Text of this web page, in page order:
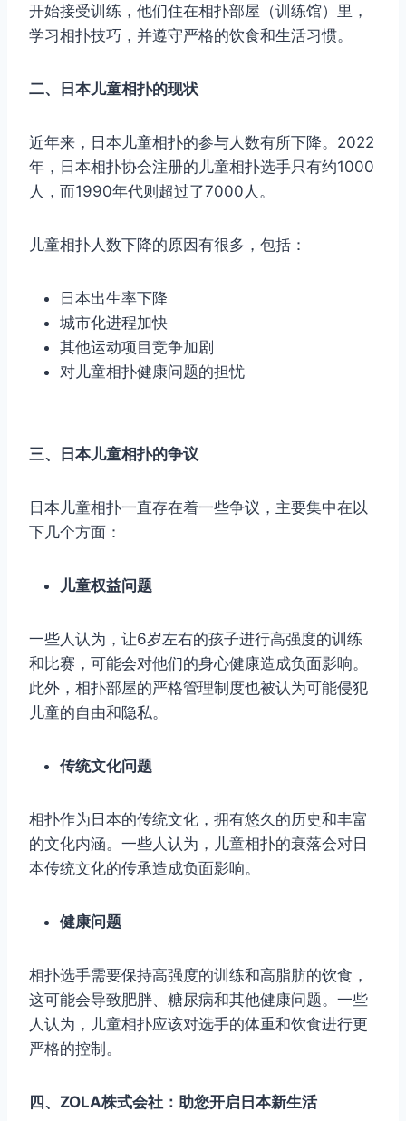
开始接受训练，他们住在相扑部屋（训练馆）里，
学习相扑技巧，并遵守严格的饮食和生活习惯。
二、日本儿童相扑的现状
近年来，日本儿童相扑的参与人数有所下降。2022
年，日本相扑协会注册的儿童相扑选手只有约1000
人，而1990年代则超过了7000人。
儿童相扑人数下降的原因有很多，包括：
日本出生率下降
城市化进程加快
其他运动项目竞争加剧
对儿童相扑健康问题的担忧
三、日本儿童相扑的争议
日本儿童相扑一直存在着一些争议，主要集中在以
下几个方面：
儿童权益问题
一些人认为，让6岁左右的孩子进行高强度的训练
和比赛，可能会对他们的身心健康造成负面影响。
此外，相扑部屋的严格管理制度也被认为可能侵犯
儿童的自由和隐私。
传统文化问题
相扑作为日本的传统文化，拥有悠久的历史和丰富
的文化内涵。一些人认为，儿童相扑的衰落会对日
本传统文化的传承造成负面影响。
健康问题
相扑选手需要保持高强度的训练和高脂肪的饮食，
这可能会导致肥胖、糖尿病和其他健康问题。一些
人认为，儿童相扑应该对选手的体重和饮食进行更
严格的控制。
四、ZOLA株式会社：助您开启日本新生活